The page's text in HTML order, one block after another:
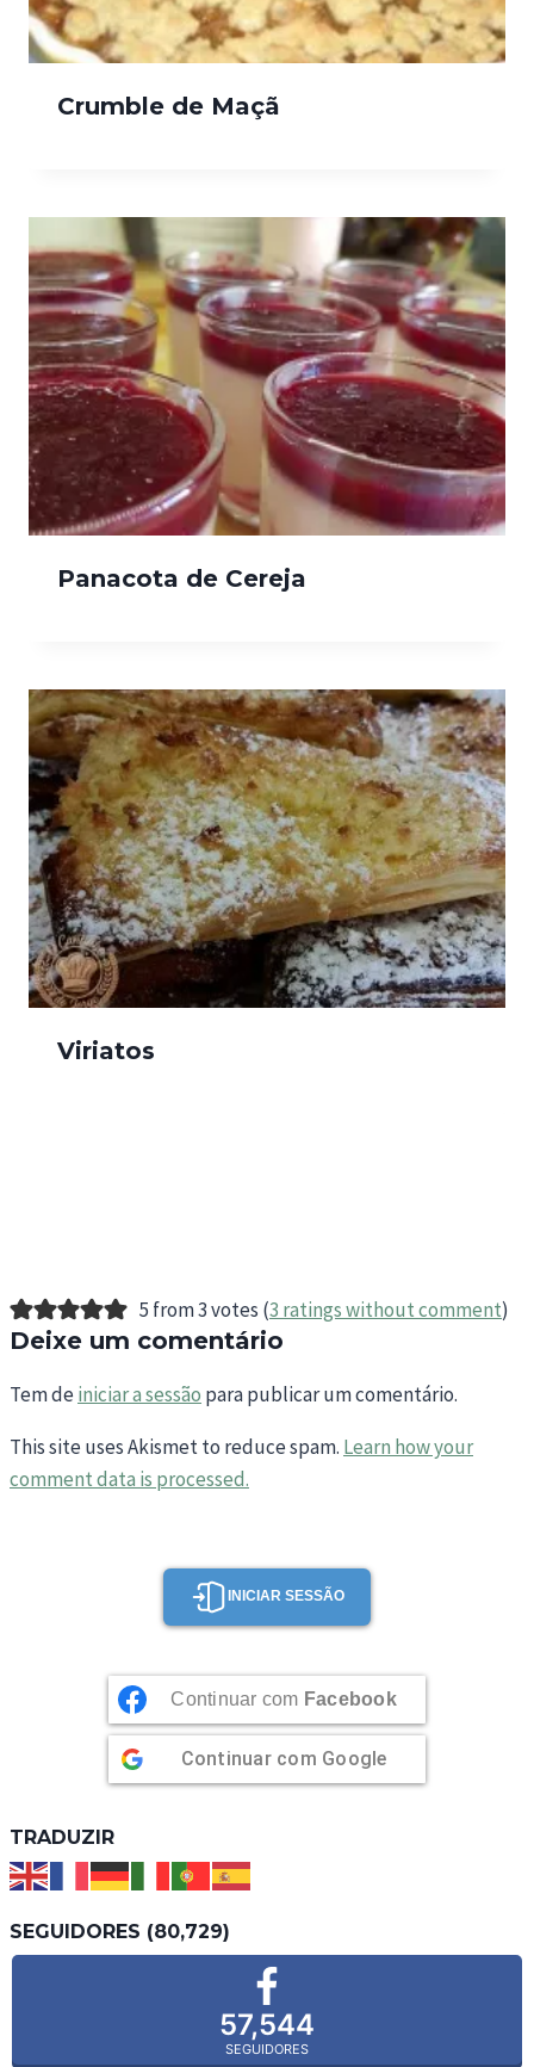
Crumble de Maçã
Panacota de Cereja
Viriatos
5 from 3 votes (3 ratings without comment)
Deixe um comentário
Tem deiniciar a sessão para publicar um comentário.
This site uses Akismet to reduce spam. Learn how your
comment data is processed.
INICIAR SESSÃO
Continuar com Facebook
Continuar com Google
TRADUZIR
SEGUIDORES (80,729)
57,544
SEGUIDORES